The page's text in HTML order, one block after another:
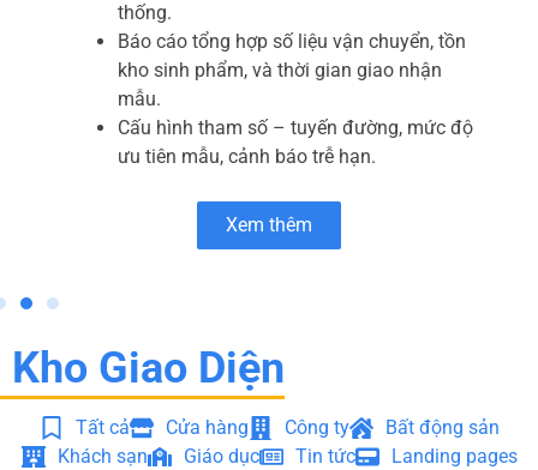
thống.
Báo cáo tổng hợp số liệu vận chuyển, tồn
kho sinh phẩm, và thời gian giao nhận
mẫu.
Cấu hình tham số – tuyến đường, mức độ
ưu tiên mẫu, cảnh báo trễ hạn.
Xem thêm
Kho Giao Diện
Tất cả Cửa hàng Công ty
Bất động sản
Khách sạn
Giáo dục Tin tức Landing pages